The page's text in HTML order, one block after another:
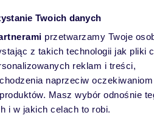
Twoich danych
przetwarzamy Twoje
z takich technologii jak pliki
reklam i treści,
naprzeciw oczekiwaniom
Masz wybór odnośnie
i w jakich celach to robi.
859
|